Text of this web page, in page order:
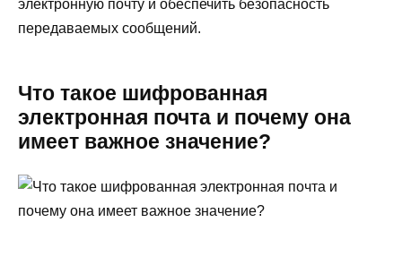
электронную почту и обеспечить безопасность
передаваемых сообщений.
Что такое шифрованная
электронная почта и почему она
имеет важное значение?